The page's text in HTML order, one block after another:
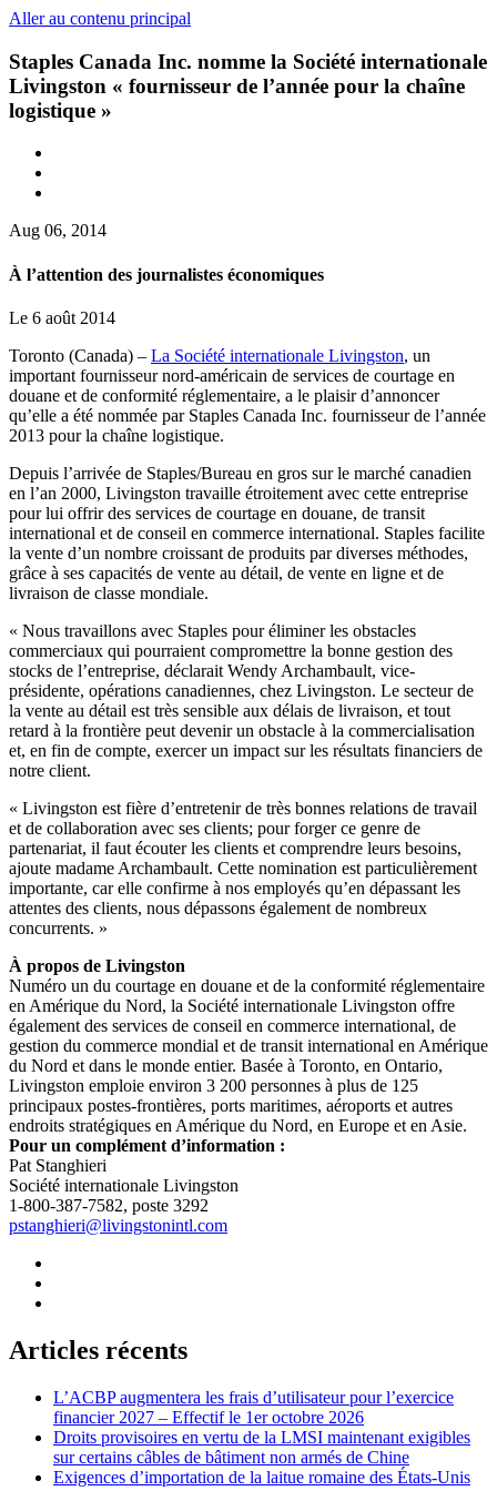
Aller au contenu principal
Staples Canada Inc. nomme la Société internationale
Livingston « fournisseur de l’année pour la chaîne
logistique »
Aug 06, 2014
À l’attention des journalistes économiques
Le 6 août 2014
Toronto (Canada) – La Société internationale Livingston, un
important fournisseur nord-américain de services de courtage en
douane et de conformité réglementaire, a le plaisir d’annoncer
qu’elle a été nommée par Staples Canada Inc. fournisseur de l’année
2013 pour la chaîne logistique.
Depuis l’arrivée de Staples/Bureau en gros sur le marché canadien
en l’an 2000, Livingston travaille étroitement avec cette entreprise
pour lui offrir des services de courtage en douane, de transit
international et de conseil en commerce international. Staples facilite
la vente d’un nombre croissant de produits par diverses méthodes,
grâce à ses capacités de vente au détail, de vente en ligne et de
livraison de classe mondiale.
« Nous travaillons avec Staples pour éliminer les obstacles
commerciaux qui pourraient compromettre la bonne gestion des
stocks de l’entreprise, déclarait Wendy Archambault, vice-
présidente, opérations canadiennes, chez Livingston. Le secteur de
la vente au détail est très sensible aux délais de livraison, et tout
retard à la frontière peut devenir un obstacle à la commercialisation
et, en fin de compte, exercer un impact sur les résultats financiers de
notre client.
« Livingston est fière d’entretenir de très bonnes relations de travail
et de collaboration avec ses clients; pour forger ce genre de
partenariat, il faut écouter les clients et comprendre leurs besoins,
ajoute madame Archambault. Cette nomination est particulièrement
importante, car elle confirme à nos employés qu’en dépassant les
attentes des clients, nous dépassons également de nombreux
concurrents. »
À propos de Livingston
Numéro un du courtage en douane et de la conformité réglementaire
en Amérique du Nord, la Société internationale Livingston offre
également des services de conseil en commerce international, de
gestion du commerce mondial et de transit international en Amérique
du Nord et dans le monde entier. Basée à Toronto, en Ontario,
Livingston emploie environ 3 200 personnes à plus de 125
principaux postes-frontières, ports maritimes, aéroports et autres
endroits stratégiques en Amérique du Nord, en Europe et en Asie.
Pour un complément d’information :
Pat Stanghieri
Société internationale Livingston
1-800-387-7582, poste 3292
pstanghieri@livingstonintl.com
Articles récents
L’ACBP augmentera les frais d’utilisateur pour l’exercice
financier 2027 – Effectif le 1er octobre 2026
Droits provisoires en vertu de la LMSI maintenant exigibles
sur certains câbles de bâtiment non armés de Chine
Exigences d’importation de la laitue romaine des États-Unis